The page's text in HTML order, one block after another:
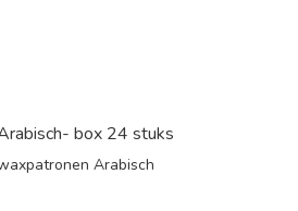
box 24 stuks
Arabisch